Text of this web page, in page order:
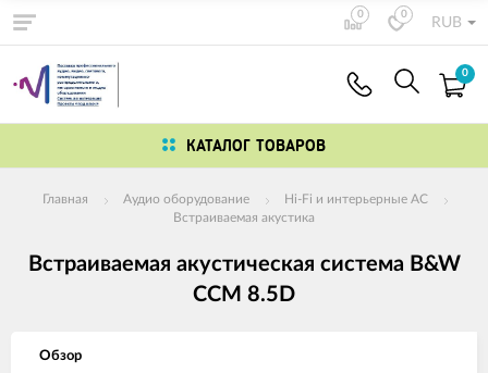
0 0
RUB
0
КАТАЛОГ ТОВАРОВ
Главная Аудио оборудование
Hi-Fi и интерьерные АС
Встраиваемая акустика
Встраиваемая акустическая система B&W
CCM 8.5D
Обзор